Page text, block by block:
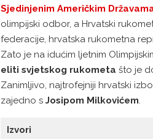
Sjedinjenim Američkim
olimpijski odbor, a Hrvatski
federacije, hrvatska rukometna
Zato je na idućim ljetnim
eliti svjetskog rukometa što je
Zanimljivo, najtrofejniji hrvatski
zajedno s Josipom Milkovićem.
Izvori